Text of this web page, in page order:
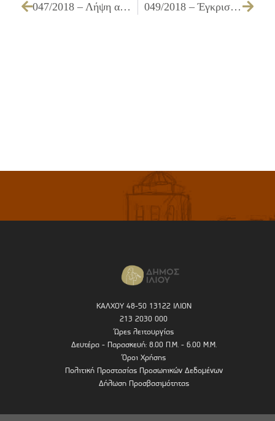
047/2018 – Λήψη απόφασης αποδοχής ή μη της προτάσεως της Επιτροπής επίλυσης με συμβιβασμό των φορολογικών διαφορών του Δήμου Ιλίου με τους φορολογούμενους, σχετικά με τα από 26.01.2018 πρακτικά συνεδρίασης 049/2018 – Έγκριση διενέργειας, τεχνικών προδιαγραφών, δέσμευσης ποσού 1.661,60 € συμπεριλαμβανομένου ΦΠΑ και καθορισμός τρόπου εκτέλεσης και ανάθεση για την υπηρεσία «Εκδήλωση παιδικής μαγειρικής “Μαγειρεύοντας μαζί” στο Καλλιτεχνικό Καφενείο στις 11.03.2018»
ΚΑΛΧΟΥ 48-50 13122 ΙΛΙΟΝ
213 2030 000
Ώρες λειτουργίας
Δευτέρα - Παρασκευή: 8.00 Π.Μ. - 6.00 Μ.Μ.
Όροι Χρήσης
Πολιτική Προστασίας Προσωπικών Δεδομένων
Δήλωση Προσβασιμότητας